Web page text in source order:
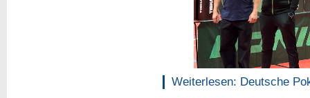
Weiterlesen: Deutsche